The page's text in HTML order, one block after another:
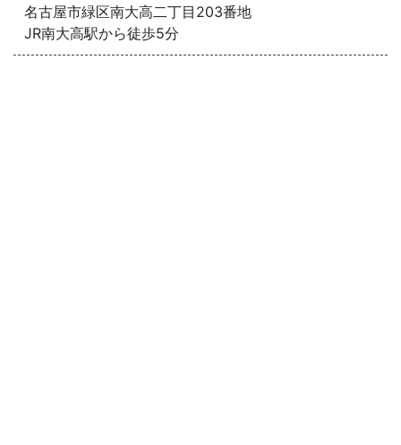
名古屋市緑区南大高二丁目203番地
JR南大高駅から徒歩5分